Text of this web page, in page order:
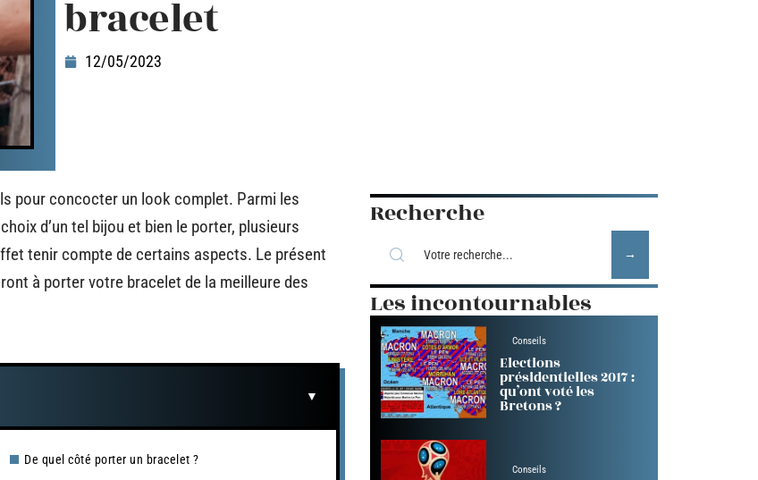
bracelet
12/05/2023
pour concocter un look complet. Parmi les
d’un tel bijou et bien le porter, plusieurs
tenir compte de certains aspects. Le présent
à porter votre bracelet de la meilleure des
De quel côté porter un bracelet ?
Recherche
Les incontournables
Conseils
Elections
présidentielles 2017 :
qu’ont voté les
Bretons ?
Conseils